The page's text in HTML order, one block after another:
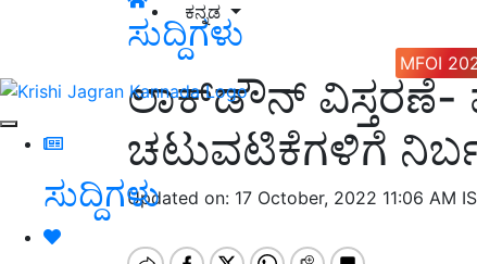
ಕನ್ನಡ
MFOI
ಸುದ್ದಿಗಳು
ಸುದ್ದಿಗಳು
ಲಾಕ್‍ಡೌನ್ ವಿಸ್ತರಣೆ-
ಚಟುವಟಿಕೆಗಳಿಗೆ
Updated on: 17 October, 2022 11:06 AM